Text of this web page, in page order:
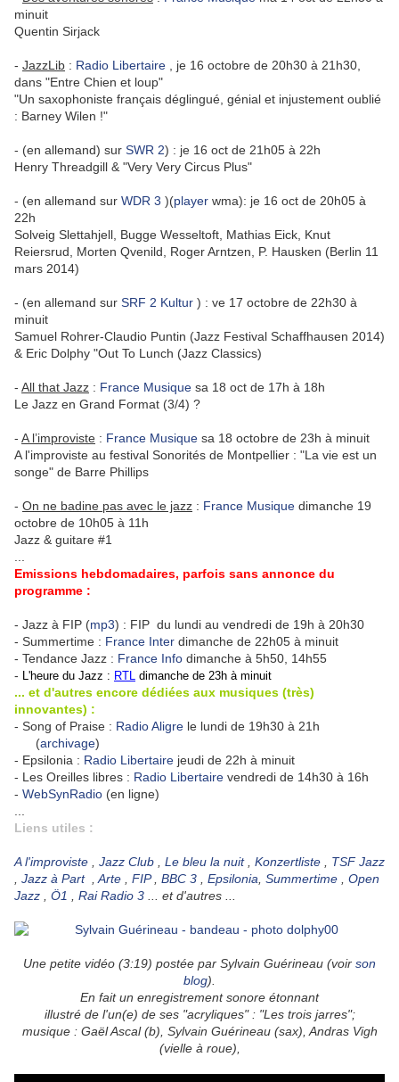
minuit
Quentin Sirjack
- JazzLib : Radio Libertaire , je 16 octobre de 20h30 à 21h30,
dans "Entre Chien et loup"
"Un saxophoniste français déglingué, génial et injustement oublié
: Barney Wilen !"
- (en allemand) sur SWR 2) : je 16 oct de 21h05 à 22h
Henry Threadgill & "Very Very Circus Plus"
- (en allemand sur WDR 3 )(player wma): je 16 oct de 20h05 à
22h
Solveig Slettahjell, Bugge Wesseltoft, Mathias Eick, Knut
Reiersrud, Morten Qvenild, Roger Arntzen, P. Hausken (Berlin 11
mars 2014)
- (en allemand sur SRF 2 Kultur ) : ve 17 octobre de 22h30 à
minuit
Samuel Rohrer-Claudio Puntin (Jazz Festival Schaffhausen 2014)
& Eric Dolphy "Out To Lunch (Jazz Classics)
- All that Jazz : France Musique sa 18 oct de 17h à 18h
Le Jazz en Grand Format (3/4) ?
- A l’improviste : France Musique sa 18 octobre de 23h à minuit
A l'improviste au festival Sonorités de Montpellier : "La vie est un
songe" de Barre Phillips
- On ne badine pas avec le jazz : France Musique dimanche 19
octobre de 10h05 à 11h
Jazz & guitare #1
Emissions hebdomadaires, parfois sans annonce du
programme :
- Jazz à FIP (mp3) : FIP du lundi au vendredi de 19h à 20h30
- Summertime : France Inter dimanche de 22h05 à minuit
- Tendance Jazz : France Info dimanche à 5h50, 14h55
- L'heure du Jazz : RTL dimanche de 23h à minuit
... et d'autres encore dédiées aux musiques (très)
innovantes) :
- Song of Praise : Radio Aligre le lundi de 19h30 à 21h
(archivage)
- Epsilonia : Radio Libertaire jeudi de 22h à minuit
- Les Oreilles libres : Radio Libertaire vendredi de 14h30 à 16h
- WebSynRadio (en ligne)
Liens utiles :
A l'improviste Jazz Club Le bleu la nuit, Konzertliste
TSF Jazz
Jazz à Part, Arte FIP, BBC 3 Epsilonia Summertime
Open
Jazz
Ö1 Rai Radio 3 ... et d'autres ...
Une petite vidéo (3:19) postée par Sylvain Guérineau (voir son
blog).
En fait un enregistrement sonore étonnant
illustré de l'un(e) de ses "acryliques" : "Les trois jarres";
musique : Gaël Ascal (b), Sylvain Guérineau (sax), Andras Vigh
(vielle à roue),